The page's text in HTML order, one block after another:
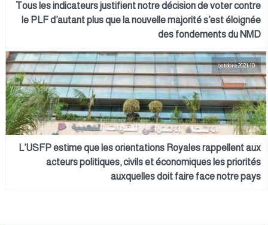
Tous les indicateurs justifient notre décision de voter contre
le PLF d’autant plus que la nouvelle majorité s’est éloignée
des fondements du NMD
10 octobre 2021
L’USFP estime que les orientations Royales rappellent aux
acteurs politiques, civils et économiques les priorités
auxquelles doit faire face notre pays